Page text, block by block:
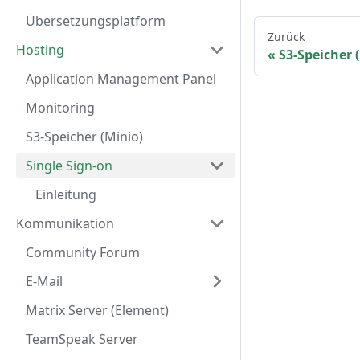
Übersetzungsplatform
Hosting
Application Management Panel
Monitoring
S3-Speicher (Minio)
Single Sign-on
Einleitung
Kommunikation
Community Forum
E-Mail
Matrix Server (Element)
TeamSpeak Server
Zurück
S3-Speicher